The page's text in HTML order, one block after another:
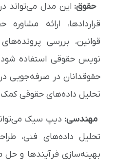
حقوق: این مدل می‌تواند
قراردادها، ارائه
قوانین، بررسی
نویس حقوقی استفاده
حقوقدانان در صرفه‌جویی
تحلیل داده‌های حقوقی
مهندسی: دیپ سیک
تحلیل داده‌های فنی،
بهینه‌سازی فرآیندها و